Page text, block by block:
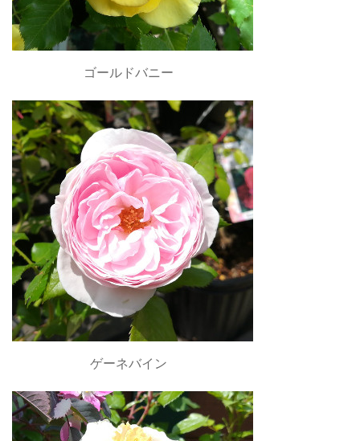
ゴールドバニー
ゲーネバイン